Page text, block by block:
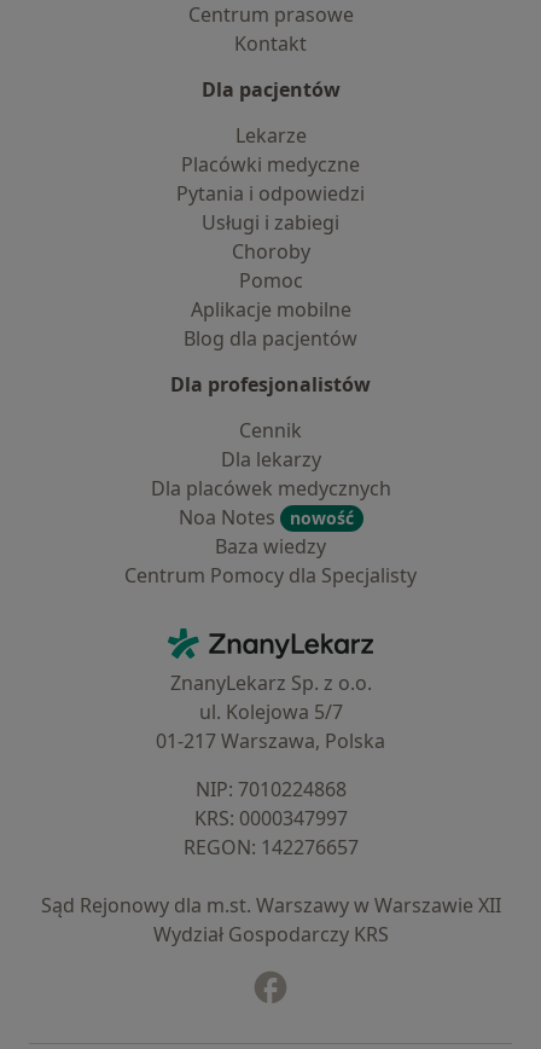
Centrum prasowe
Kontakt
Dla pacjentów
Lekarze
Placówki medyczne
Pytania i odpowiedzi
Usługi i zabiegi
Choroby
Pomoc
Aplikacje mobilne
Blog dla pacjentów
Dla profesjonalistów
Cennik
Dla lekarzy
Dla placówek medycznych
Noa Notes
nowość
Baza wiedzy
Centrum Pomocy dla Specjalisty
ZnanyLekarz - Strona główna
ZnanyLekarz Sp. z o.o.
ul. Kolejowa 5/7
01-217 Warszawa, Polska
NIP: ⁠7010224868
KRS: ⁠0000347997
REGON: ⁠142276657
Sąd Rejonowy dla m.st. Warszawy w Warszawie XII
Wydział Gospodarczy KRS